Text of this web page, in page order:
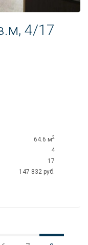
4/17
64.6 м2
4
17
147 832 руб.